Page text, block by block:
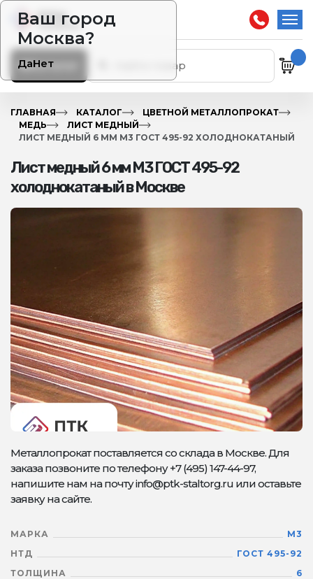
Ваш город
Москва?
ДаНет
Каталог
ГЛАВНАЯ КАТАЛОГ
ЦВЕТНОЙ МЕТАЛЛОПРОКАТ
МЕДЬ
ЛИСТ МЕДНЫЙ
ЛИСТ МЕДНЫЙ 6 ММ М3 ГОСТ 495-92 ХОЛОДНОКАТАНЫЙ
Лист медный 6 мм М3 ГОСТ 495-92
холоднокатаный в Москве
Металлопрокат поставляется со склада в Москве. Для
заказа позвоните по телефону +7 (495) 147-44-97,
напишите нам на почту info@ptk-staltorg.ru или оставьте
заявку на сайте.
МАРКА
М3
НТД
ГОСТ 495-92
ТОЛЩИНА
6